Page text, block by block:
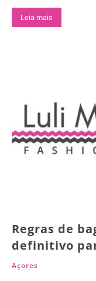
Leia mais
Regras de
definitivo
Açores